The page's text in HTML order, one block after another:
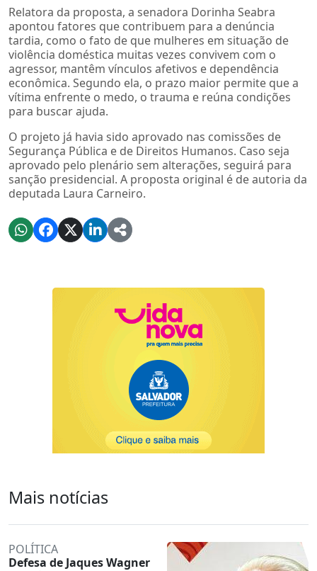
Relatora da proposta, a senadora Dorinha Seabra
apontou fatores que contribuem para a denúncia
tardia, como o fato de que mulheres em situação de
violência doméstica muitas vezes convivem com o
agressor, mantêm vínculos afetivos e dependência
econômica. Segundo ela, o prazo maior permite que a
vítima enfrente o medo, o trauma e reúna condições
para buscar ajuda.
O projeto já havia sido aprovado nas comissões de
Segurança Pública e de Direitos Humanos. Caso seja
aprovado pelo plenário sem alterações, seguirá para
sanção presidencial. A proposta original é de autoria da
deputada Laura Carneiro.
Mais notícias
POLÍTICA
Defesa de Jaques Wagner